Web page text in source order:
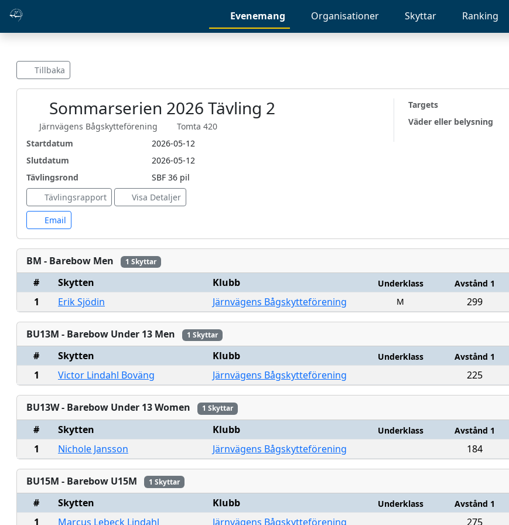
Evenemang Organisationer Skyttar Ranking
Tillbaka
Sommarserien 2026 Tävling 2
Järnvägens Bågskytteförening
Tomta 420
Startdatum
2026-05-12
Slutdatum
2026-05-12
Tävlingsrond
SBF 36 pil
Tävlingsrapport
Visa Detaljer
Email
Targets
Väder eller belysning
BM - Barebow Men 1 Skyttar
# Skytten Klubb Underklass Avstånd 1
1 Erik Sjödin Järnvägens Bågskytteförening M 299
BU13M - Barebow Under 13 Men 1 Skyttar
# Skytten Klubb Underklass Avstånd 1
1 Victor Lindahl Boväng Järnvägens Bågskytteförening 225
BU13W - Barebow Under 13 Women 1 Skyttar
# Skytten Klubb Underklass Avstånd 1
1 Nichole Jansson Järnvägens Bågskytteförening 184
BU15M - Barebow U15M 1 Skyttar
# Skytten Klubb Underklass Avstånd 1
1 Marcus Lebeck Lindahl Järnvägens Bågskytteförening 275